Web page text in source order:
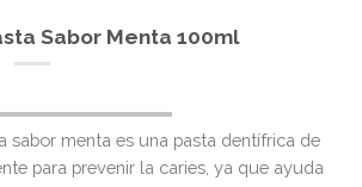
Sabor Menta 100ml
El
precio
El
precio
sabor menta es una pasta dentífrica de
para prevenir la caries, ya que ayuda